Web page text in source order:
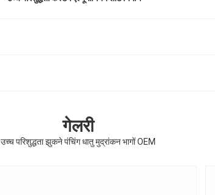
गेलरी
उच्च परिशुद्धता झुकने पंचिंग धातु मुद्रांकन भागों OEM